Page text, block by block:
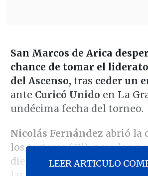
San Marcos de Arica
chance de tomar el liderato
del Ascenso, tras ceder un
ante Curicó Unido en La
undécima fecha del torneo.
Nicolás Fernández abrió la
los torteros (31'), pero los
dieron vuelta en el
LEER ARTICULO